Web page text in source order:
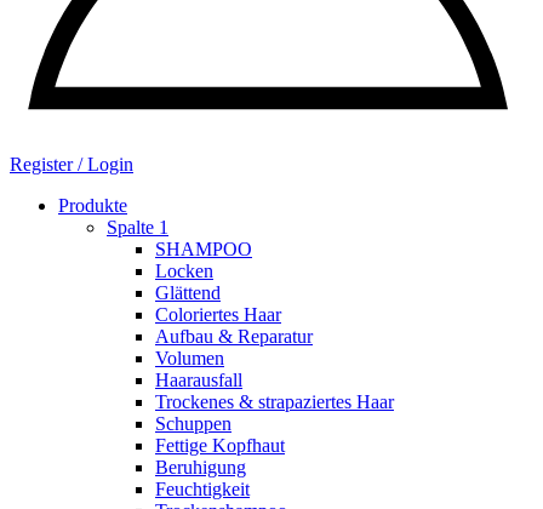
Register / Login
Produkte
Spalte 1
SHAMPOO
Locken
Glättend
Coloriertes Haar
Aufbau & Reparatur
Volumen
Haarausfall
Trockenes & strapaziertes Haar
Schuppen
Fettige Kopfhaut
Beruhigung
Feuchtigkeit